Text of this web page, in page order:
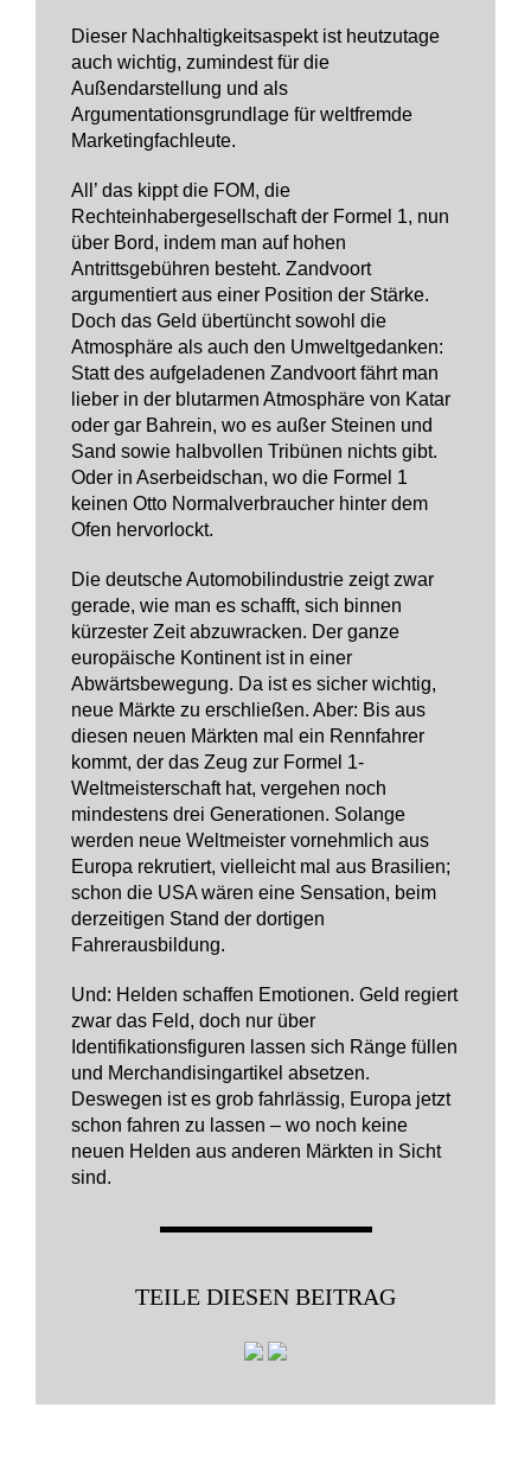
Dieser Nachhaltigkeitsaspekt ist heutzutage
auch wichtig, zumindest für die
Außendarstellung und als
Argumentationsgrundlage für weltfremde
Marketingfachleute.
All’ das kippt die FOM, die
Rechteinhabergesellschaft der Formel 1, nun
über Bord, indem man auf hohen
Antrittsgebühren besteht. Zandvoort
argumentiert aus einer Position der Stärke.
Doch das Geld übertüncht sowohl die
Atmosphäre als auch den Umweltgedanken:
Statt des aufgeladenen Zandvoort fährt man
lieber in der blutarmen Atmosphäre von Katar
oder gar Bahrein, wo es außer Steinen und
Sand sowie halbvollen Tribünen nichts gibt.
Oder in Aserbeidschan, wo die Formel 1
keinen Otto Normalverbraucher hinter dem
Ofen hervorlockt.
Die deutsche Automobilindustrie zeigt zwar
gerade, wie man es schafft, sich binnen
kürzester Zeit abzuwracken. Der ganze
europäische Kontinent ist in einer
Abwärtsbewegung. Da ist es sicher wichtig,
neue Märkte zu erschließen. Aber: Bis aus
diesen neuen Märkten mal ein Rennfahrer
kommt, der das Zeug zur Formel 1-
Weltmeisterschaft hat, vergehen noch
mindestens drei Generationen. Solange
werden neue Weltmeister vornehmlich aus
Europa rekrutiert, vielleicht mal aus Brasilien;
schon die USA wären eine Sensation, beim
derzeitigen Stand der dortigen
Fahrerausbildung.
Und: Helden schaffen Emotionen. Geld regiert
zwar das Feld, doch nur über
Identifikationsfiguren lassen sich Ränge füllen
und Merchandisingartikel absetzen.
Deswegen ist es grob fahrlässig, Europa jetzt
schon fahren zu lassen – wo noch keine
neuen Helden aus anderen Märkten in Sicht
sind.
TEILE DIESEN BEITRAG